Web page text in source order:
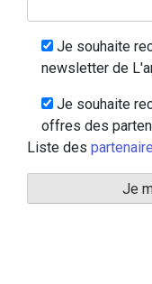
Je souhaite
newsletter de
Je souhaite
offres des
Liste des